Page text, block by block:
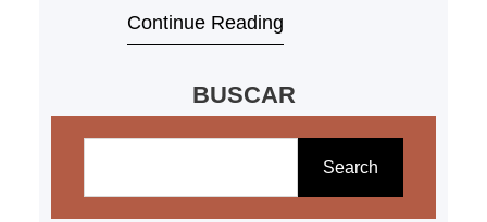
Presupuesto General de Ingresos y
ejercicio fiscal 2026, aprobado por
mediante el Decreto 27-2025. Esta
decisión no surge de manera
Continue Reading
BUSCAR
Search